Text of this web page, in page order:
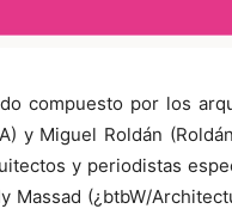
compuesto por los
y Miguel Roldán
y periodistas
Massad (¿btbW/